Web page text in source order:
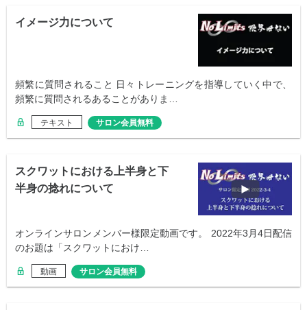
イメージ力について
頻繁に質問されること 日々トレーニングを指導していく中で、
頻繁に質問されるあることがありま…
テキスト サロン会員無料
スクワットにおける上半身と下
半身の捻れについて
オンラインサロンメンバー様限定動画です。 2022年3月4日配信
のお題は「スクワットにおけ…
動画 サロン会員無料